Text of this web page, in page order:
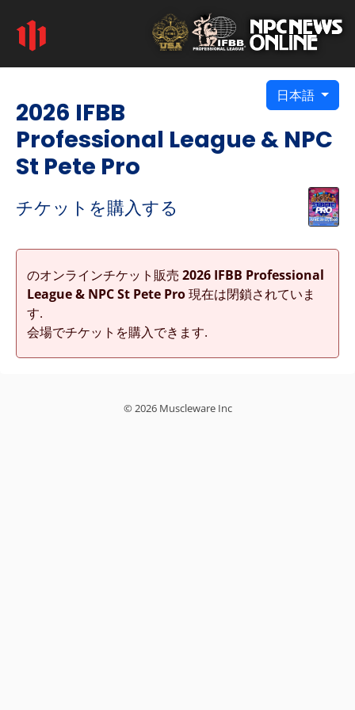
日本語
2026 IFBB
Professional League & NPC
St Pete Pro
チケットを購入する
のオンラインチケット販売 2026 IFBB Professional
League & NPC St Pete Pro現在は閉鎖されていま
す.
会場でチケットを購入できます.
© 2026 Muscleware Inc